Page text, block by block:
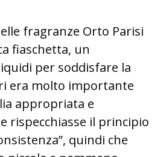
fragranze Orto Parisi
fiaschetta, un
per soddisfare la
era molto importante
appropriata e
rispecchiasse il principio
quindi che